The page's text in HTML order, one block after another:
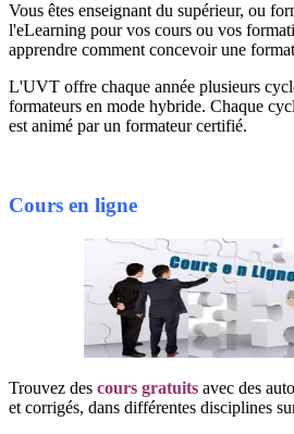
Vous êtes enseignant du supérieur, ou
l'eLearning pour vos cours ou vos
apprendre comment concevoir une
L'UVT offre chaque année plusieurs
formateurs en mode hybride. Chaque
est animé par un formateur certifié.
Cours en ligne
Trouvez des cours gratuits avec des
et corrigés, dans différentes disciplines